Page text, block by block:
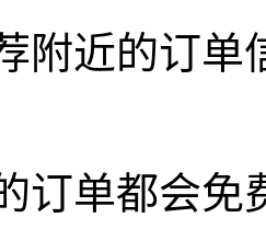
附近的订
订单都会